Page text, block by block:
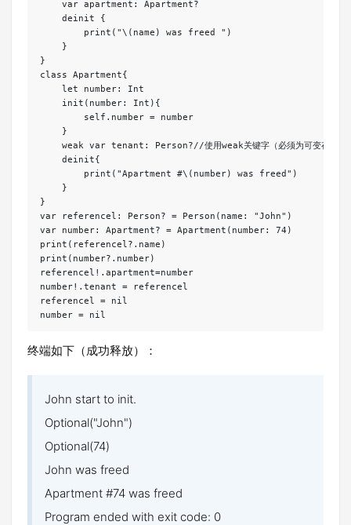
    var apartment: Apartment?
    deinit {
        print("\(name) was freed ")
    }
}
class Apartment{
    let number: Int
    init(number: Int){
        self.number = number
    }
weak var tenant: Person?//使用weak关键字（必须为可变存储属
    deinit{
        print("Apartment #\(number) was freed")
    }
}
var referencel: Person? = Person(name: "John")
var number: Apartment? = Apartment(number: 74)
print(referencel?.name)
print(number?.number)
referencel!.apartment=number
number!.tenant = referencel
referencel = nil
终端如下（成功释放）：
John start to init.
Optional("John")
Optional(74)
John was freed
Apartment #74 was freed
Program ended with exit code: 0